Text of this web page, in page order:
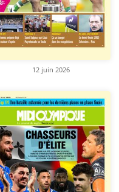
12 juin 2026